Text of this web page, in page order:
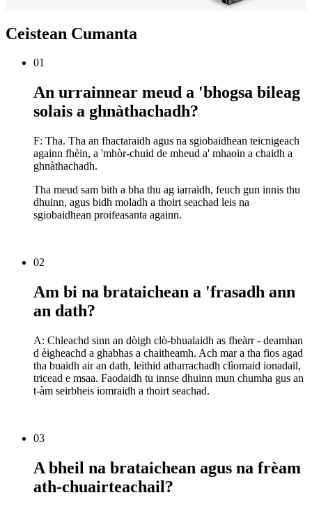
Ceistean Cumanta
01
An urrainnear meud a 'bhogsa bileag
solais a ghnàthachadh?
F: Tha. Tha an fhactaraidh agus na sgiobaidhean teicnigeach
againn fhèin, a 'mhòr-chuid de mheud a' mhaoin a chaidh a
ghnàthachadh.
Tha meud sam bith a bha thu ag iarraidh, feuch gun innis thu
dhuinn, agus bidh moladh a thoirt seachad leis na
sgiobaidhean proifeasanta againn.
02
Am bi na brataichean a 'frasadh ann
an dath?
A: Chleachd sinn an dòigh clò-bhualaidh as fheàrr - deamhan
d èigheachd a ghabhas a chaitheamh. Ach mar a tha fios agad
tha buaidh air an dath, leithid atharrachadh clìomaid ionadail,
tricead e msaa. Faodaidh tu innse dhuinn mun chumha gus an
t-àm seirbheis iomraidh a thoirt seachad.
03
A bheil na brataichean agus na frèam
ath-chuairteachail?